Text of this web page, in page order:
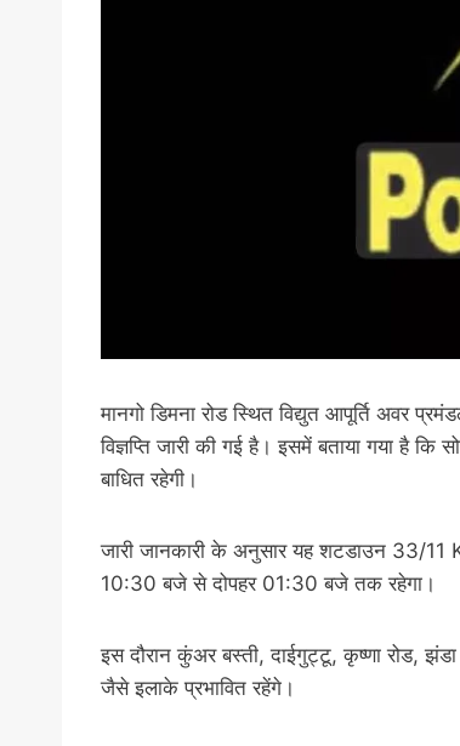
मानगो डिमना रोड स्थित विद्युत आपूर्ति अवर
विज्ञप्ति जारी की गई है। इसमें बताया गया है
बाधित रहेगी।
जारी जानकारी के अनुसार यह शटडाउन 33/11
10:30 बजे से दोपहर 01:30 बजे तक रहेगा।
इस दौरान कुंअर बस्ती, दाईगुट्टू, कृष्णा रोड,
जैसे इलाके प्रभावित रहेंगे।